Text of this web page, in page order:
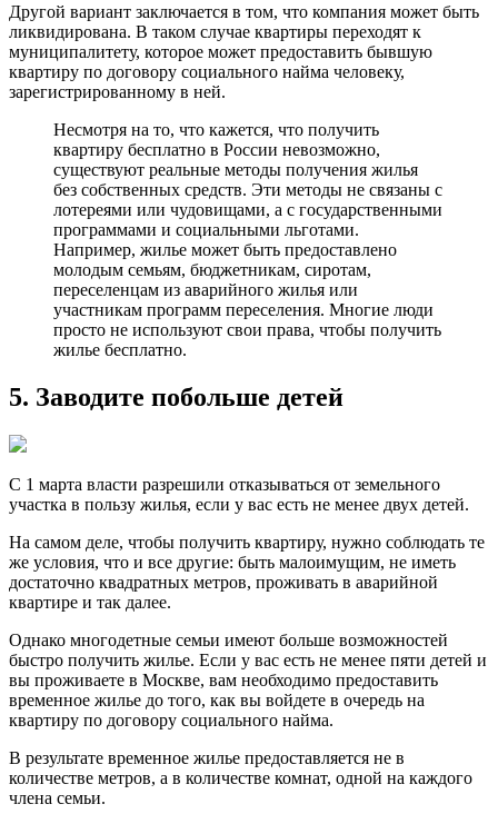
Другой вариант заключается в том, что компания может быть
ликвидирована. В таком случае квартиры переходят к
муниципалитету, которое может предоставить бывшую
квартиру по договору социального найма человеку,
зарегистрированному в ней.
Несмотря на то, что кажется, что получить
квартиру бесплатно в России невозможно,
существуют реальные методы получения жилья
без собственных средств. Эти методы не связаны с
лотереями или чудовищами, а с государственными
программами и социальными льготами.
Например, жилье может быть предоставлено
молодым семьям, бюджетникам, сиротам,
переселенцам из аварийного жилья или
участникам программ переселения. Многие люди
просто не используют свои права, чтобы получить
жилье бесплатно.
5. Заводите побольше детей
С 1 марта власти разрешили отказываться от земельного
участка в пользу жилья, если у вас есть не менее двух детей.
На самом деле, чтобы получить квартиру, нужно соблюдать те
же условия, что и все другие: быть малоимущим, не иметь
достаточно квадратных метров, проживать в аварийной
квартире и так далее.
Однако многодетные семьи имеют больше возможностей
быстро получить жилье. Если у вас есть не менее пяти детей и
вы проживаете в Москве, вам необходимо предоставить
временное жилье до того, как вы войдете в очередь на
квартиру по договору социального найма.
В результате временное жилье предоставляется не в
количестве метров, а в количестве комнат, одной на каждого
члена семьи.